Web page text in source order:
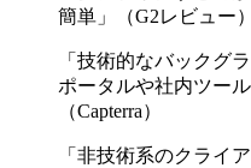
簡単」（G2レビュー）
「技術的なバックグ
ポータルや社内ツー
（Capterra）
「非技術系のクライ